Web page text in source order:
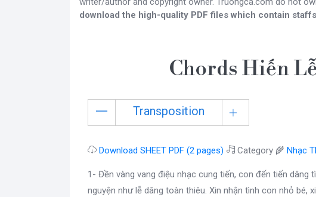
download the high-quality PDF files which contain
Chords Hiến
Transposition
Download SHEET PDF (2 pages) Category 🌾 Nhạc
1- Đền vàng vang điệu nhạc cung tiến, con đến tiến dâng
nguyện như lễ dâng toàn thiêu. Xin nhận tình con nhỏ bé,